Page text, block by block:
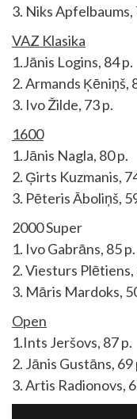
3. Niks Apfelbaums,
VAZ Klasika
1.Jānis Logins, 84 p.
2. Armands Ķēniņš,
3. Ivo Žilde, 73 p.
1600
1.Jānis Nagla, 80 p.
2. Ģirts Kuzmanis,
3. Pēteris Āboliņš,
2000 Super
1. Ivo Gabrāns, 85 p.
2. Viesturs Plētiens,
3. Māris Mardoks,
Open
1.Ints Jeršovs, 87 p.
2. Jānis Gustāns, 69
3. Artis Radionovs,